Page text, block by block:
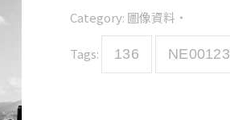
Category: 圖像資料
Tags: 136 NE00123